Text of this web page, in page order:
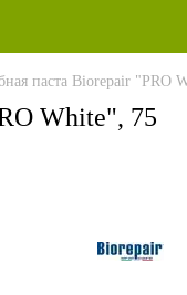
паста Biorepair "PRO
White", 75